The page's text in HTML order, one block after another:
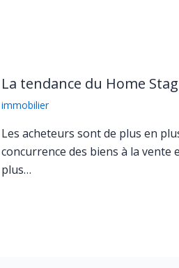
La tendance du Home
immobilier
Les acheteurs sont de plus en
concurrence des biens à la vente
plus…